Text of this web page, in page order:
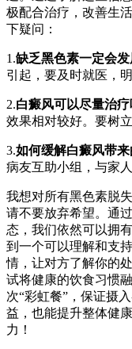
极配合治疗，改善生
下疑问：
1.缺乏黑色素一定会
引起，要及时就医，明
2.白癜风可以尽量治疗
效果相对较好。要树
3.如何缓解白癜风带来
病友互助小组，与家
我想对所有黑色素脱
请不要放弃希望。通
态，我们依然可以拥
到一个可以理解和支
情，让对方了解你的
试将健康的饮食习惯
次“彩虹餐”，保证摄
益，也能提升整体健
力！